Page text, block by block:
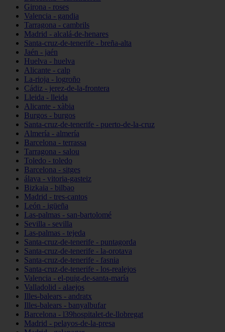
Girona - roses
Valencia - gandia
Tarragona - cambrils
Madrid - alcalá-de-henares
Santa-cruz-de-tenerife - breña-alta
Jaén - jaén
Huelva - huelva
Alicante - calp
La-rioja - logroño
Cádiz - jerez-de-la-frontera
Lleida - lleida
Alicante - xàbia
Burgos - burgos
Santa-cruz-de-tenerife - puerto-de-la-cruz
Almería - almería
Barcelona - terrassa
Tarragona - salou
Toledo - toledo
Barcelona - sitges
álava - vitoria-gasteiz
Bizkaia - bilbao
Madrid - tres-cantos
León - igüeña
Las-palmas - san-bartolomé
Sevilla - sevilla
Las-palmas - tejeda
Santa-cruz-de-tenerife - puntagorda
Santa-cruz-de-tenerife - la-orotava
Santa-cruz-de-tenerife - fasnia
Santa-cruz-de-tenerife - los-realejos
Valencia - el-puig-de-santa-maría
Valladolid - alaejos
Illes-balears - andratx
Illes-balears - banyalbufar
Barcelona - l39hospitalet-de-llobregat
Madrid - pelayos-de-la-presa